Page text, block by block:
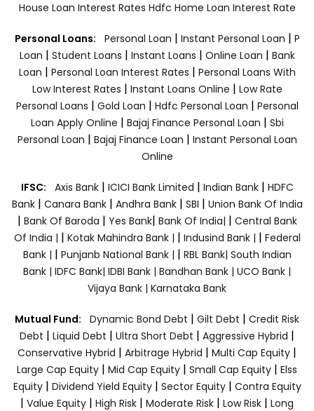
House Loan Interest Rates Hdfc Home Loan Interest Rate
Personal Loans: Personal Loan | Instant Personal Loan | P
Loan | Student Loans | Instant Loans | Online Loan | Bank
Loan | Personal Loan Interest Rates | Personal Loans With
Low Interest Rates | Instant Loans Online | Low Rate
Personal Loans | Gold Loan | Hdfc Personal Loan | Personal
Loan Apply Online | Bajaj Finance Personal Loan | Sbi
Personal Loan | Bajaj Finance Loan | Instant Personal Loan
Online
IFSC: Axis Bank | ICICI Bank Limited | Indian Bank | HDFC
Bank| Canara Bank | Andhra Bank| SBI | Union Bank Of India
| Bank Of Baroda | Yes Bank| Bank Of India| | Central Bank
Of India | | Kotak Mahindra Bank | | Indusind Bank | | Federal
Bank | | Punjanb National Bank | | RBL Bank| South Indian
Bank | IDFC Bank| IDBI Bank | Bandhan Bank | UCO Bank |
Vijaya Bank | Karnataka Bank
Mutual Fund: Dynamic Bond Debt | Gilt Debt | Credit Risk
Debt | Liquid Debt | Ultra Short Debt | Aggressive Hybrid |
Conservative Hybrid | Arbitrage Hybrid | Multi Cap Equity |
Large Cap Equity | Mid Cap Equity | Small Cap Equity | Elss
Equity| Dividend Yield Equity| Sector Equity | Contra Equity
| Value Equity | High Risk | Moderate Risk | Low Risk | Long